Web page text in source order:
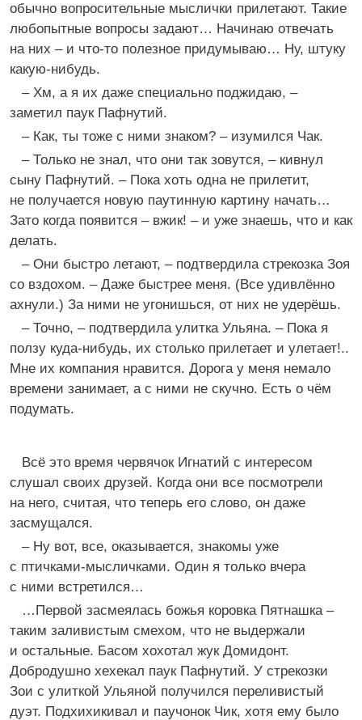
обычно вопросительные мыслички прилетают. Такие
любопытные вопросы задают… Начинаю отвечать
на них – и что-то полезное придумываю… Ну, штуку
какую-нибудь.
– Хм, а я их даже специально поджидаю, –
заметил паук Пафнутий.
– Как, ты тоже с ними знаком? – изумился Чак.
– Только не знал, что они так зовутся, – кивнул
сыну Пафнутий. – Пока хоть одна не прилетит,
не получается новую паутинную картину начать…
Зато когда появится – вжик! – и уже знаешь, что и как
делать.
– Они быстро летают, – подтвердила стрекозка Зоя
со вздохом. – Даже быстрее меня. (Все удивлённо
ахнули.) За ними не угонишься, от них не удерёшь.
– Точно, – подтвердила улитка Ульяна. – Пока я
ползу куда-нибудь, их столько прилетает и улетает!..
Мне их компания нравится. Дорога у меня немало
времени занимает, а с ними не скучно. Есть о чём
подумать.
Всё это время червячок Игнатий с интересом
слушал своих друзей. Когда они все посмотрели
на него, считая, что теперь его слово, он даже
засмущался.
– Ну вот, все, оказывается, знакомы уже
с птичками-мысличками. Один я только вчера
с ними встретился…
…Первой засмеялась божья коровка Пятнашка –
таким заливистым смехом, что не выдержали
и остальные. Басом хохотал жук Домидонт.
Добродушно хехекал паук Пафнутий. У стрекозки
Зои с улиткой Ульяной получился переливистый
дуэт. Подхихикивал и паучонок Чик, хотя ему было